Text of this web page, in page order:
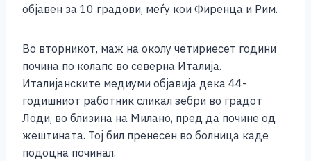
објавен за 10 градови, меѓу кои Фиренца и Рим.
Во вторникот, маж на околу четириесет години
почина по колапс во северна Италија.
Италијанските медиуми објавија дека 44-
годишниот работник сликал зебри во градот
Лоди, во близина на Милано, пред да почине од
жештината. Тој бил пренесен во болница каде
подоцна починал.